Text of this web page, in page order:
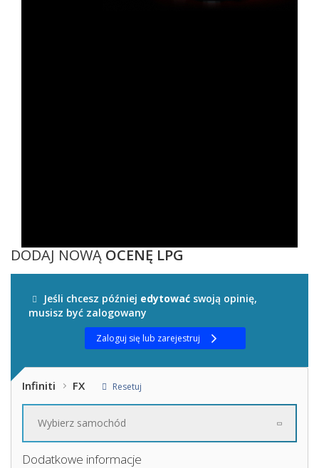
DODAJ NOWĄ OCENĘ LPG
Jeśli chcesz później edytowaćswoją opinię,
musisz być zalogowany
Zaloguj się lub zarejestruj
Infiniti FX Resetuj
Wybierz samochód
Dodatkowe informacje